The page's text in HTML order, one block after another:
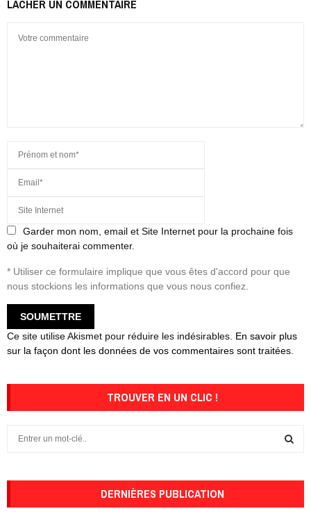
LACHER UN COMMENTAIRE
Garder mon nom, email et Site Internet pour la prochaine fois
où je souhaiterai commenter.
* Utiliser ce formulaire implique que vous êtes d'accord pour que
nous stockions les informations que vous nous confiez.
Ce site utilise Akismet pour réduire les indésirables. En savoir plus
sur la façon dont les données de vos commentaires sont traitées
TROUVER EN UN CLIC !
DERNIÈRES PUBLICATION